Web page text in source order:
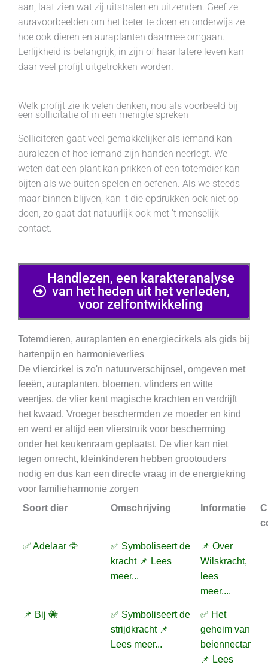
aan, laat zien wat zij uitstralen en uitzenden. Geef ze
auravoorbeelden om het beter te doen en onderwijs ze
hoe ook dieren en auraplanten daarmee omgaan.
Eerlijkheid is belangrijk, in zijn of haar latere leven kan
daar veel profijt uitgetrokken worden.
Welk profijt zie ik velen denken, nou als voorbeeld bij
een sollicitatie of in een menigte spreken
Solliciteren gaat veel gemakkelijker als iemand kan
auralezen of hoe iemand zijn handen neerlegt. We
weten dat een plant kan prikken of een totemdier kan
bijten als we buiten spelen en oefenen. Als we steeds
maar binnen blijven, kan ’t die opdrukken ook niet op
doen, zo gaat dat natuurlijk ook met ’t menselijk
contact.
Handlezen, een karakteranalyse
van het heden uit het verleden,
voor zelfontwikkeling
Totemdieren, auraplanten en energiecirkels als gids bij
hartenpijn en harmonieverlies
De vliercirkel is zo'n natuurverschijnsel, omgeven met
feeën, auraplanten, bloemen, vlinders en witte
veertjes, de vlier kent magische krachten en verdrijft
het kwaad. Vroeger beschermden ze moeder en kind
en werd er altijd een vlierstruik voor bescherming
onder het keukenraam geplaatst. De vlier kan niet
tegen onrecht, kleinkinderen hebben grootouders
nodig en dus kan een directe vraag in de energiekring
voor familieharmonie zorgen
Soort dier
Omschrijving Informatie
✅ Adelaar 🦅
✅ Symboliseert de
kracht 📌 Lees
meer...
📌 Over
Wilskracht,
lees
meer....
📌 Bij 🐝
✅ Symboliseert de
strijdkracht 📌
Lees meer...
✅ Het
geheim van
beiennectar
📌 Lees